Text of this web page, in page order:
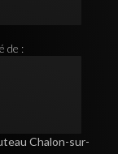
de :
Chalon-sur-